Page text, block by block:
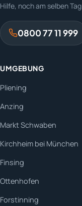
Hilfe, noch am selben Tag.
0800 77 11 999
UMGEBUNG
Pliening
Anzing
Markt Schwaben
Kirchheim bei München
Finsing
Ottenhofen
Forstinning